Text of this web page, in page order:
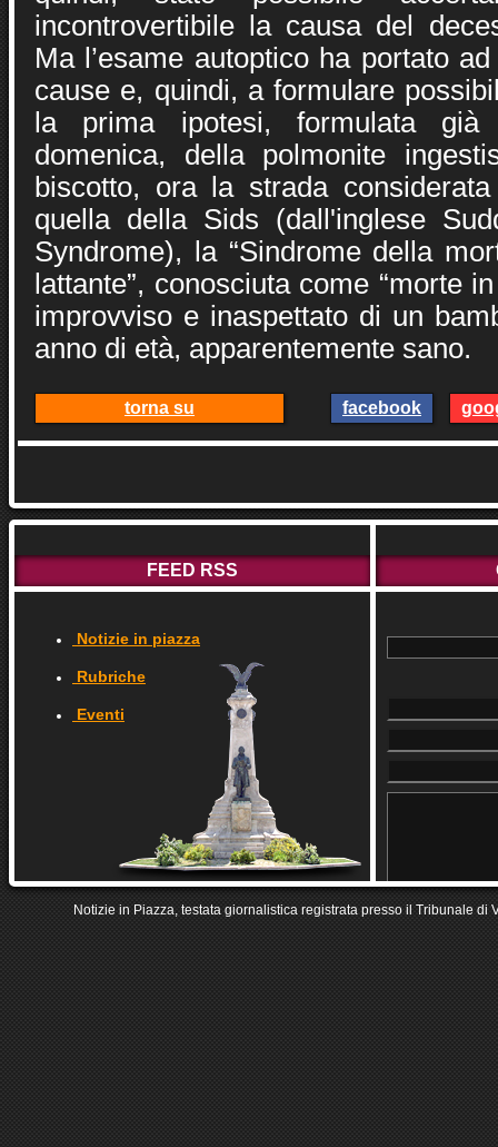
incontrovertibile la causa del
Ma l’esame autoptico ha portato
cause e, quindi, a formulare
la prima ipotesi, formulata
domenica, della polmonite
biscotto, ora la strada
quella della Sids (dall'inglese
Syndrome), la “Sindrome della
lattante”, conosciuta come “morte
improvviso e inaspettato di un
anno di età, apparentemente sano.
torna su facebook
FEED RSS
Notizie in piazza
Rubriche
Eventi
Notizie in Piazza, testata giornalistica registrata presso il Tribunale